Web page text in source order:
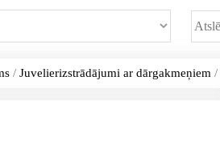
/ Juvelierizstrādājumi ar dārgakmeņiem /